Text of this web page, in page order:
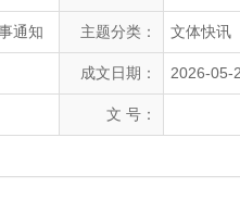
通知 主题分类： 文体快讯
成文日期： 2026-05-
文 号：